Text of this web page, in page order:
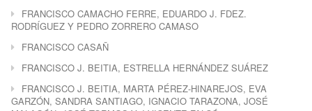
FRANCISCO CAMACHO FERRE, EDUARDO J. FDEZ.
RODRÍGUEZ Y PEDRO ZORRERO CAMASO
FRANCISCO CASAÑ
FRANCISCO J. BEITIA, ESTRELLA HERNÁNDEZ SUÁREZ
FRANCISCO J. BEITIA, MARTA PÉREZ-HINAREJOS, EVA
GARZÓN, SANDRA SANTIAGO, IGNACIO TARAZONA, JOSÉ